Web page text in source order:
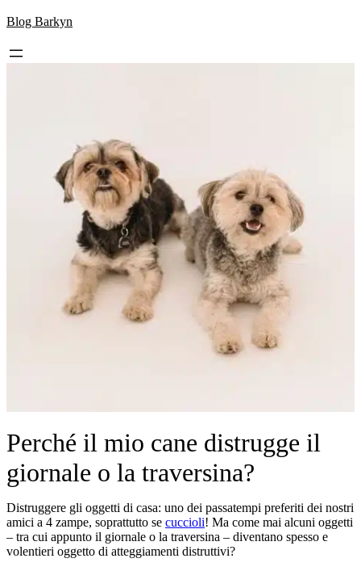
Skip
content
Blog Barkyn
Perché il mio cane distrugge il
giornale o la traversina?
Distruggere gli oggetti di casa: uno dei passatempi preferiti dei nostri
amici a 4 zampe, soprattutto se cuccioli! Ma come mai alcuni oggetti
– tra cui appunto il giornale o la traversina – diventano spesso e
volentieri oggetto di atteggiamenti distruttivi?